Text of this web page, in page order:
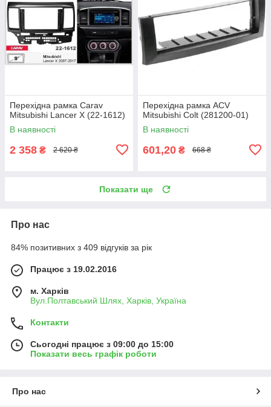
Перехідна рамка Carav
Mitsubishi Lancer X (22-1612)
В наявності
2 358 ₴ 2 620 ₴
Перехідна рамка ACV
Mitsubishi Colt (281200-01)
В наявності
601,20 ₴ 668 ₴
Показати ще
Про нас
84% позитивних з 409 відгуків за рік
Працює з 19.02.2016
м. Харків
Вул.Полтавський Шлях, Харків, Україна
Контакти
Сьогодні працює з 09:00 до 15:00
Показати весь графік роботи
Про нас